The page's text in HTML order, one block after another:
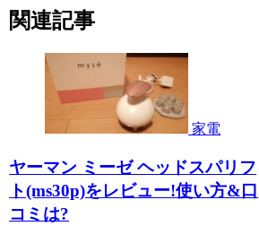
関連記事
家電
ヤーマン ミーゼ ヘッドスパリフ
ト(ms30p)をレビュー!使い方&口
コミは?